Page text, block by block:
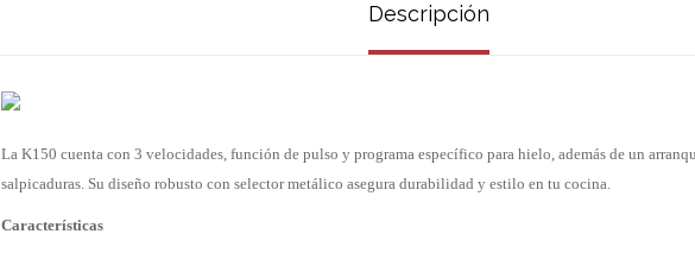
Descripción
La K150 cuenta con 3 velocidades, función de pulso y programa específico para hielo, además de un
salpicaduras. Su diseño robusto con selector metálico asegura durabilidad y estilo en tu cocina.
Características